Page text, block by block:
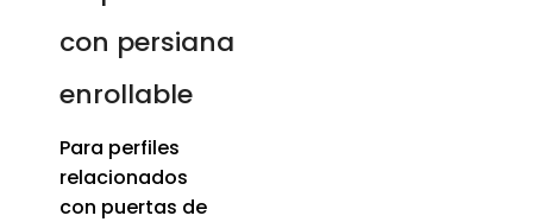
con persiana
enrollable
Para perfiles
relacionados
con puertas de